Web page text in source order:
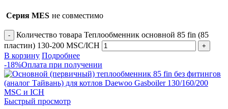
Серия MES не совместимо
Количество товара Теплообменник основной 85 fin (85
пластин) 130-200 MSC/ICH
В корзину Подробнее
-18%Оплата при получении
Быстрый просмотр